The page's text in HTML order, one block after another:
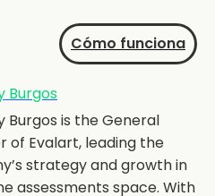
Cómo funciona
Burgos
Burgos is the General
of Evalart, leading the
strategy and growth in
assessments space. With